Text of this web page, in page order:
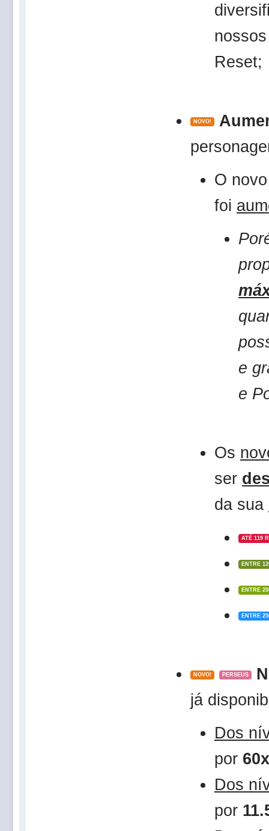
Reset;
NOVO!
O
foi
e
e
Os
ser
da sua
ATÉ 119
ENTRE
ENTRE
ENTRE
NOVO! PERSEUS
já
Dos
por 60x
Dos
por